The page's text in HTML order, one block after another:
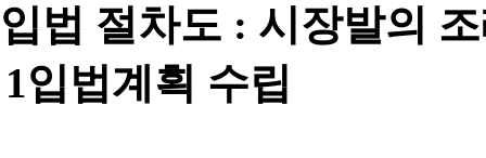
입법 절차도 : 시장발의
1입법계획 수립